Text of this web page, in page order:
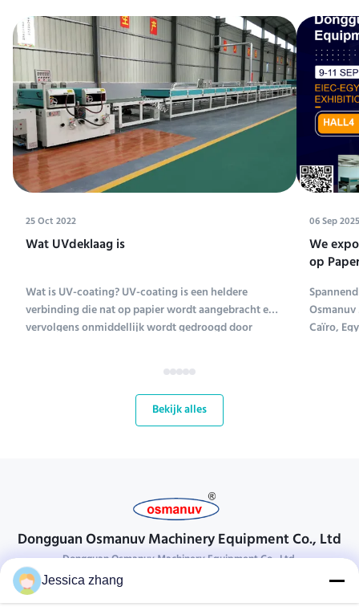
25 Oct 2022
Wat UVdeklaag is
Wat is UV-coating? UV-coating is een heldere
verbinding die nat op papier wordt aangebracht en
vervolgens onmiddellijk wordt gedroogd door
ultraviolet coating). Verschillende soorten
verbindingen worden gebruikt om papier te coaten;
06 Sep 2025
We
op
Caïro,
Bekijk alles
Dongguan Osmanuv Machinery Equipment Co., Ltd
Dongguan Osmanuv Machinery Equipment Co., Ltd.
Neem contact op.
Jessica zhang